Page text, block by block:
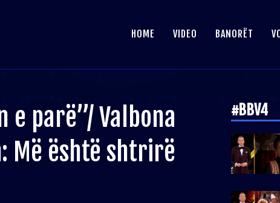
HOME VIDEO BANORËT
e parë”/ Valbona
Më është shtrirë
#BBV4